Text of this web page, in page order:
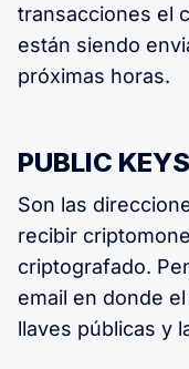
transacciones el
están siendo
próximas horas.
PUBLIC KEYS
Son las
recibir
criptografado.
email en donde
llaves públicas y